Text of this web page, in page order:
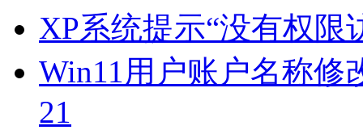
XP系统提示“没有权限
Win11用户账户名称修
21